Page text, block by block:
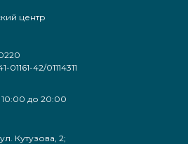
центр
42/01114311
10:00 до 20:00
Кутузова, 2;